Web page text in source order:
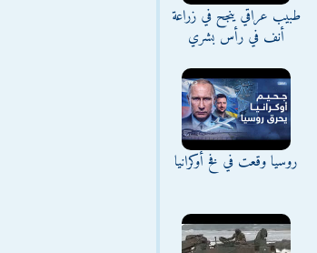
طبيب عراقي ينجح في زراعة
أنف في رأس بشري
روسيا وقعت في فخ أوكرانيا